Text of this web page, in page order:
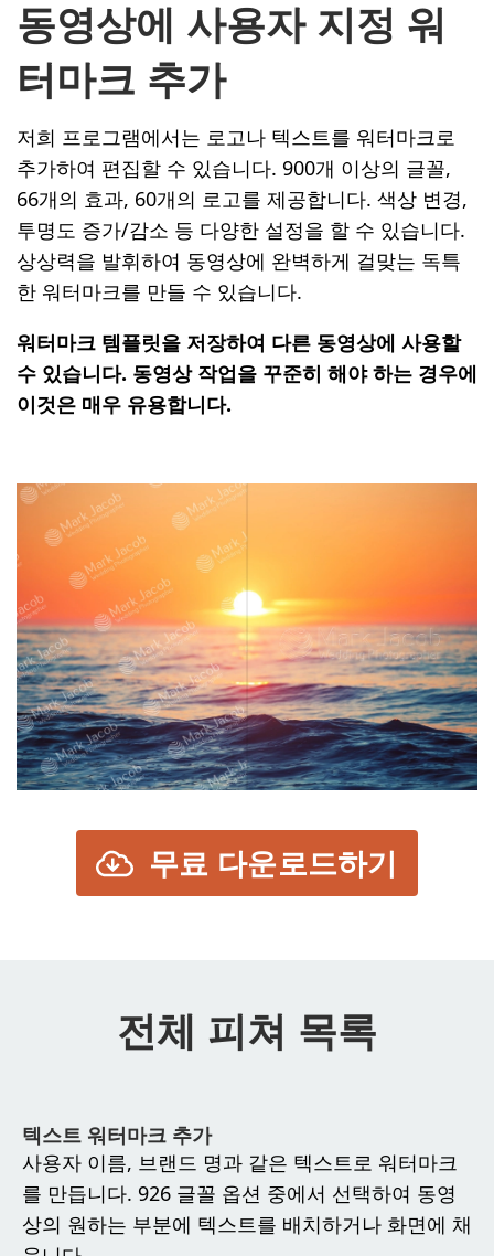
동영상에 사용자 지정 워
터마크 추가
저희 프로그램에서는 로고나 텍스트를 워터마크로
추가하여 편집할 수 있습니다. 900개 이상의 글꼴,
66개의 효과, 60개의 로고를 제공합니다. 색상 변경,
투명도 증가/감소 등 다양한 설정을 할 수 있습니다.
상상력을 발휘하여 동영상에 완벽하게 걸맞는 독특
한 워터마크를 만들 수 있습니다.
워터마크 템플릿을 저장하여 다른 동영상에 사용할
수 있습니다. 동영상 작업을 꾸준히 해야 하는 경우에
이것은 매우 유용합니다.
무료 다운로드하기
전체 피쳐 목록
텍스트 워터마크 추가
사용자 이름, 브랜드 명과 같은 텍스트로 워터마크
를 만듭니다. 926 글꼴 옵션 중에서 선택하여 동영
상의 원하는 부분에 텍스트를 배치하거나 화면에 채